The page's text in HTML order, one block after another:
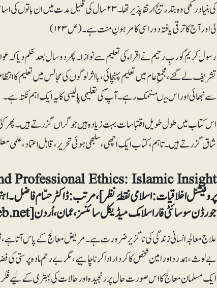
کی بنیاد رکھی وہ بتدریج ارتقا پذیر تھا۔ ۲۳سال
لی اور آج کا ترقی یافتہ دور اسی کا مرہونِ منت ہے۔ (ص ۱۲۳)
رسول کریمؐ کو ربِ رحیم نے اقراء کی تعلیم سے نوازا۔ پھر دو سال بعد حکم دیا
تشریف لے گئے، مجمعِ عام میں تعلیم پہنچائی، بااثر لوگوں کی مجالس میں
سے نبھائی اور اس میںمنہمک رہے۔ آپؐ کی تعلیمی پالیسی کا یہ ایک اہم نکتہ ہے۔
اس کتاب میں طول طویل اقتباسات بہت زیادہ ہیں جو گراں گزرتے ہیں۔ پھر
شاق گزرتے ہیں۔ تاہم، کتاب ایک اچھی، سلجھی ہوئی تحریر، قابلِ اعتماد،
پروفیشنل اخلاقیات: اسلامی نقطۂ نظر]، مرتب: ڈاکٹر حسّام فاضل۔
جورڈن سوسائٹی فار اسلامک میڈیکل سائنسز، عمان، اُردن[fimaweb.net]۔ صفحات: ۱۷۴۔ قیمت: درج نہیں۔
علاج معالجہ انسانی زندگی کی ناگزیر ضرورت ہے۔ مریض معالج کے پاس آتا
بے لوث، ہمدرد اور امین شخص کا کردار ادا کرنا چاہیے، مگر بے رحم مادہ پرستی
ایک مسلمان معالج کا اس صورت حال پر رنجیدہ اور حالات کی بہتری کے لیے